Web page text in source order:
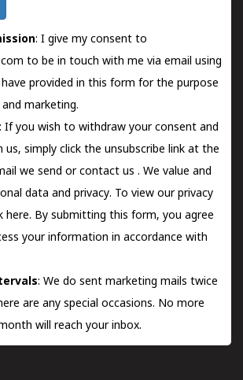
: I give my consent to
to be in touch with me via email using
provided in this form for the purpose
marketing.
: If you wish to withdraw your consent and
simply click the unsubscribe link at the
we send orcontact us . We value and
data and privacy. To view our privacy
here. By submitting this form, you agree
your information in accordance with
: We do sent marketing mails twice
are any special occasions. No more
will reach your inbox.